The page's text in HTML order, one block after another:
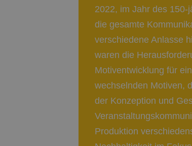
2022, im Jahr des
die gesamte
verschiedene Anlasse
waren die
Motiventwicklung für
wechselnden Motiven,
der Konzeption und
Produktion